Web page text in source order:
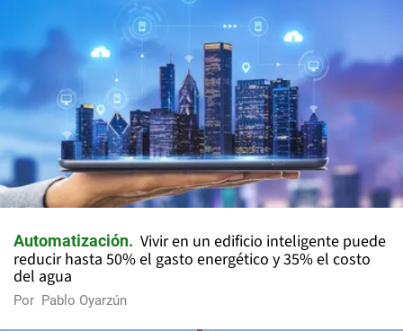
Automatización
Vivir en un edificio inteligente puede
reducir hasta 50% el gasto energético y 35% el costo
del agua
Por Pablo Oyarzún